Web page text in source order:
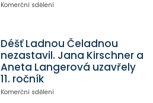
Komerční sdělení
Déšť Ladnou Čeladnou
nezastavil. Jana Kirschner a
Aneta Langerová uzavřely
11. ročník
Komerční sdělení